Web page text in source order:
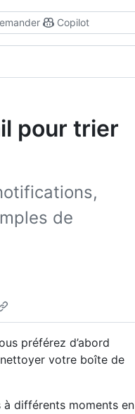
Copilot
pour trier
de
préférez d’abord
votre boîte de
à différents moments en